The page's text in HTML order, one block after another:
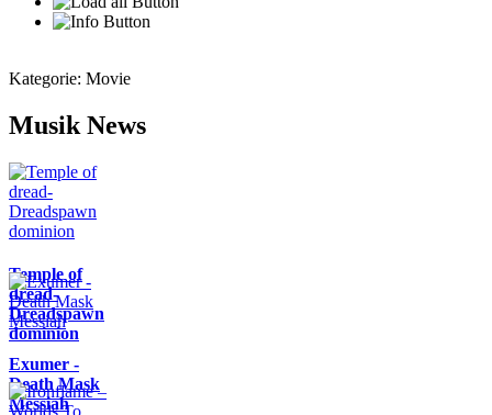
Kategorie: Movie
Musik News
Temple of
dread-
Dreadspawn
dominion
Exumer -
Death Mask
Messiah